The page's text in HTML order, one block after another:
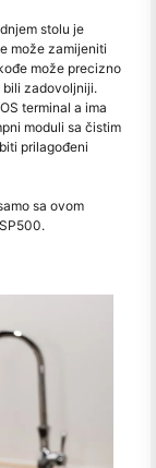
stolu je
može zamijeniti
može precizno
zadovoljniji.
terminal a ima
moduli sa čistim
prilagođeni
sa ovom